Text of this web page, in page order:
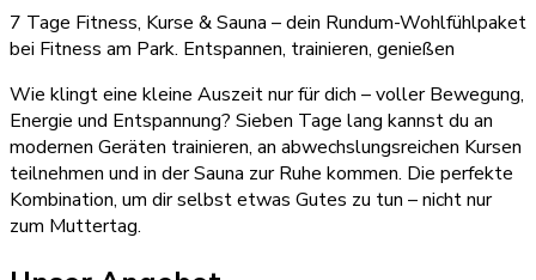
7 Tage Fitness, Kurse & Sauna – dein Rundum-Wohlfühlpaket
bei Fitness am Park. Entspannen, trainieren, genießen
Wie klingt eine kleine Auszeit nur für dich – voller Bewegung,
Energie und Entspannung? Sieben Tage lang kannst du an
modernen Geräten trainieren, an abwechslungsreichen Kursen
teilnehmen und in der Sauna zur Ruhe kommen. Die perfekte
Kombination, um dir selbst etwas Gutes zu tun – nicht nur
zum Muttertag.